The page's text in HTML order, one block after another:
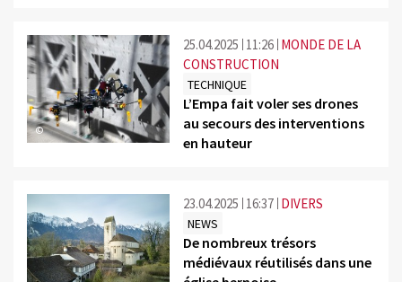
©
25.04.2025 11:26 MONDE DE LA
CONSTRUCTION
TECHNIQUE
L’Empa fait voler ses drones
au secours des interventions
en hauteur
23.04.2025 16:37 DIVERS
NEWS
De nombreux trésors
médiévaux réutilisés dans une